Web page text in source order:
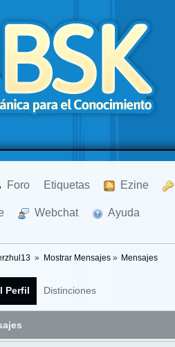
Foro Etiquetas Ezine
Webchat Ayuda
» Mostrar Mensajes» Mensajes
Perfil Distinciones